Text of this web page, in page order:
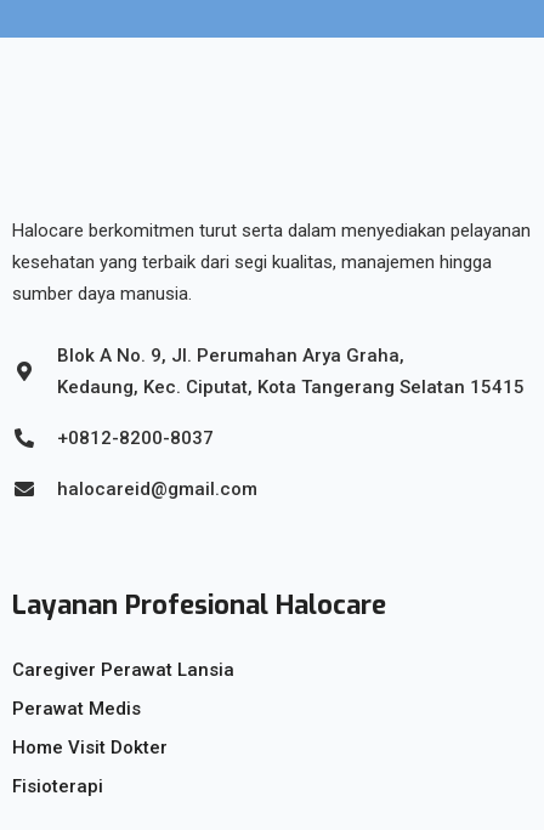
Halocare berkomitmen turut serta dalam menyediakan pelayanan
kesehatan yang terbaik dari segi kualitas, manajemen hingga
sumber daya manusia.
Blok A No. 9, Jl. Perumahan Arya Graha,
Kedaung, Kec. Ciputat, Kota Tangerang Selatan 15415
+0812-8200-8037
halocareid@gmail.com
Layanan Profesional Halocare
Caregiver Perawat Lansia
Perawat Medis
Home Visit Dokter
Fisioterapi